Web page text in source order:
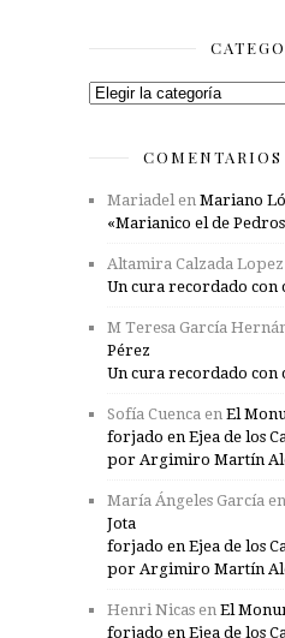
Categorías
Mariadelen Mariano
«Marianico el de
Altamira Calzada Lopez
Un cura recordado con
M Teresa García
Pérez
Un cura recordado con
Sofía Cuenca en El
forjado en Ejea de los
por Argimiro Martín
María Ángeles García en
Jota
forjado en Ejea de los
por Argimiro Martín
Henri Nicas en El
forjado en Ejea de los